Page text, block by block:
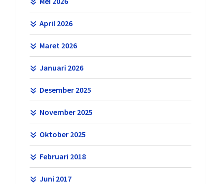
April 2026
Maret 2026
Januari 2026
Desember 2025
November 2025
Oktober 2025
Februari 2018
Juni 2017